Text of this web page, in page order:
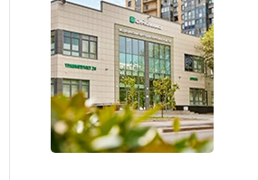
выделенная в 3-х часовой
помещена в
случае, если в положенное
мочеиспусканию
оставляют пустым.
Собранные порции мочи
холодильнике. После сбора
мочи, все контейнеры